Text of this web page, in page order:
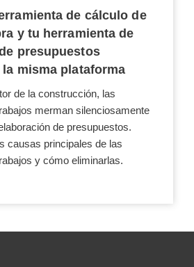
de cálculo de
y tu herramienta de
presupuestos
misma plataforma
de la construcción, las
merman silenciosamente
de presupuestos.
causas principales de las
y cómo eliminarlas.